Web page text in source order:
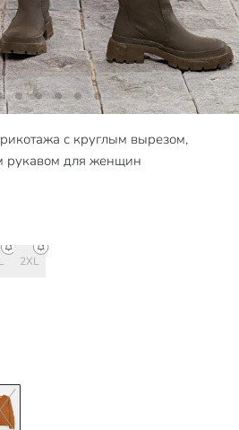
с круглым вырезом,
рукавом для женщин
2XL